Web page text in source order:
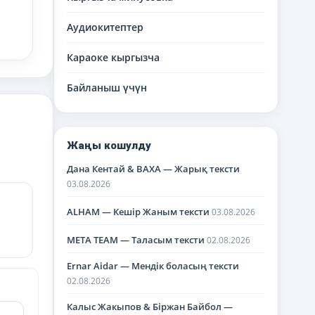
Аудиокитептер
Караоке кыргызча
Байланыш үчүн
Жаңы кошулду
Дана Кентай & BAXA — Жарық тексти
03.08.2026
ALHAM — Кешір Жаным тексти 03.08.2026
META TEAM — Таласым тексти 02.08.2026
Ernar Aidar — Мендік боласың тексти
02.08.2026
Калыс Жакыпов & Біржан Байбол —